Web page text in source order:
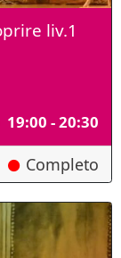
liv.1
19:00 - 20:30
Completo